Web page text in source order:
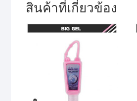
สินค้าที่เกี่ยวข้อง